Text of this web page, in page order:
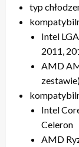
typ
Intel
2011,
AMD
Intel
Celeron
AMD